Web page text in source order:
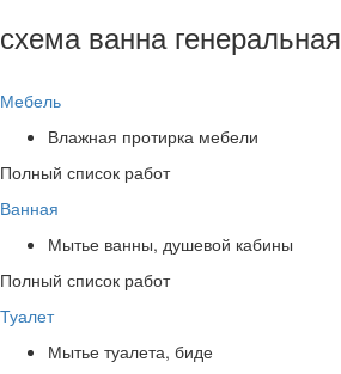
схема ванна генеральная
Мебель
Влажная протирка мебели
Полный список работ
Ванная
Мытье ванны, душевой кабины
Полный список работ
Туалет
Мытье туалета, биде